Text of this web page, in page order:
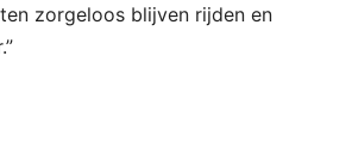
zorgeloos blijven rijden en